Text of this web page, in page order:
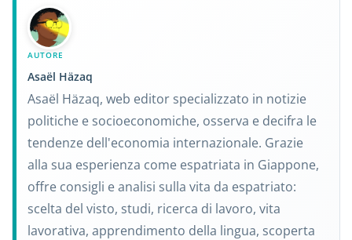
AUTORE
Asaël Häzaq
Asaël Häzaq, web editor specializzato in notizie
politiche e socioeconomiche, osserva e decifra le
tendenze dell'economia internazionale. Grazie
alla sua esperienza come espatriata in Giappone,
offre consigli e analisi sulla vita da espatriato:
scelta del visto, studi, ricerca di lavoro, vita
lavorativa, apprendimento della lingua, scoperta